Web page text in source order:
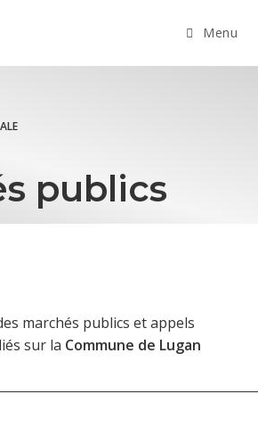
Menu
publics
marchés publics et appels
sur la Commune de Lugan